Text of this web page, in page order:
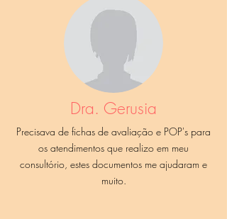
Dra. Gerusia
Precisava de fichas de avaliação e POP's para
os atendimentos que realizo em meu
consultório, estes documentos me ajudaram e
muito.